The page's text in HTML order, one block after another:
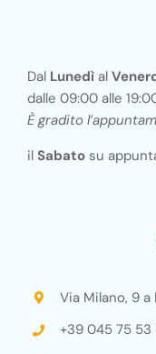
Dal Lunedìal
dalle 09:00 alle
È gradito
il Sabatosu
Via Milano, 9
+39 045 75 53